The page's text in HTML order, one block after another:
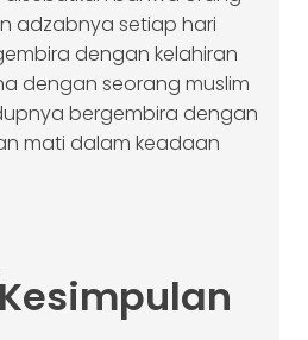
adzabnya setiap hari
dengan kelahiran
dengan seorang muslim
bergembira dengan
mati dalam keadaan